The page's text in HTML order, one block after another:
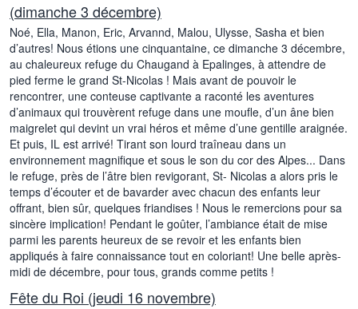
(dimanche 3 décembre)
Noé, Ella, Manon, Eric, Arvannd, Malou, Ulysse, Sasha et bien
d’autres! Nous étions une cinquantaine, ce dimanche 3 décembre,
au chaleureux refuge du Chaugand à Epalinges, à attendre de
pied ferme le grand St-Nicolas ! Mais avant de pouvoir le
rencontrer, une conteuse captivante a raconté les aventures
d’animaux qui trouvèrent refuge dans une moufle, d’un âne bien
maigrelet qui devint un vrai héros et même d’une gentille araignée.
Et puis, IL est arrivé! Tirant son lourd traîneau dans un
environnement magnifique et sous le son du cor des Alpes... Dans
le refuge, près de l’âtre bien revigorant, St- Nicolas a alors pris le
temps d’écouter et de bavarder avec chacun des enfants leur
offrant, bien sûr, quelques friandises ! Nous le remercions pour sa
sincère implication! Pendant le goûter, l’ambiance était de mise
parmi les parents heureux de se revoir et les enfants bien
appliqués à faire connaissance tout en coloriant! Une belle après-
midi de décembre, pour tous, grands comme petits !
Fête du Roi (jeudi 16 novembre)